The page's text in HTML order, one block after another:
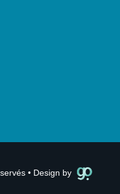
• Design by